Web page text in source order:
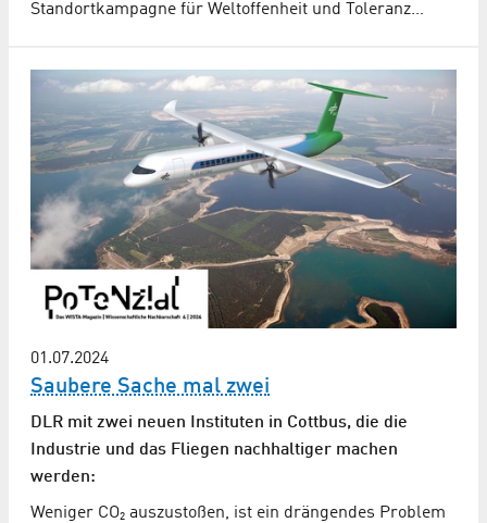
Standortkampagne für Weltoffenheit und Toleranz…
01.07.2024
Saubere Sache mal zwei
DLR mit zwei neuen Instituten in Cottbus, die die
Industrie und das Fliegen nachhaltiger machen
werden:
Weniger CO₂ auszustoßen, ist ein drängendes Problem